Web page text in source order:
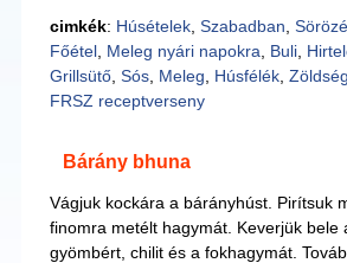
cimkék: Húsételek, Szabadban
Főétel, Meleg nyári napokra Buli,
Grillsütő, Sós, Meleg Húsfélék, Zöldség
FRSZ receptverseny
Bárány bhuna
Vágjuk kockára a bárányhúst. Pirítsuk
finomra metélt hagymát. Keverjük bele
gyömbért, chilit és a fokhagymát.